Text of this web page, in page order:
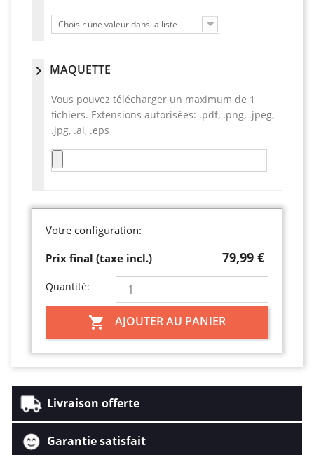
Choisir une valeur dans la liste
chevron_right MAQUETTE
Vous pouvez télécharger un maximum de 1
fichiers. Extensions autorisées: .pdf, .png, .jpeg,
.jpg, .ai, .eps
Votre configuration:
Prix final (taxe incl.)
79,99 €
Quantité:
 AJOUTER AU PANIER
Livraison offerte
Garantie satisfait